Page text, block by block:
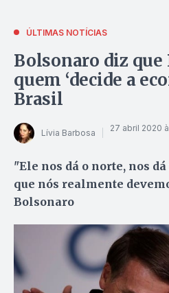
ÚLTIMAS NOTÍCIAS
Bolsonaro diz que
quem ‘decide a
Brasil
Lívia Barbosa 27 abril 2020
"Ele nos dá o norte, nos
que nós realmente
Bolsonaro